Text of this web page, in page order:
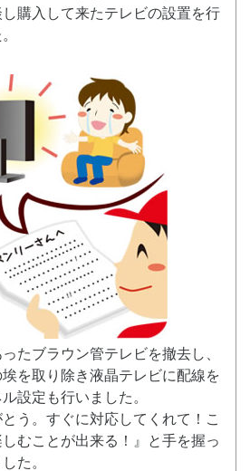
購入して来たテレビの設置を行
たブラウン管テレビを撤去し、
を取り除き液晶テレビに配線を
設定も行いました。
う。すぐに対応してくれて！こ
むことが出来る！』と手を握っ
た。